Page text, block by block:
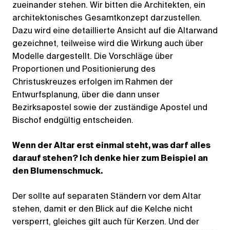
zueinander stehen. Wir bitten die Architekten, ein
architektonisches Gesamtkonzept darzustellen.
Dazu wird eine detaillierte Ansicht auf die Altarwand
gezeichnet, teilweise wird die Wirkung auch über
Modelle dargestellt. Die Vorschläge über
Proportionen und Positionierung des
Christuskreuzes erfolgen im Rahmen der
Entwurfsplanung, über die dann unser
Bezirksapostel sowie der zuständige Apostel und
Bischof endgültig entscheiden.
Wenn der Altar erst einmal steht, was darf alles
darauf stehen? Ich denke hier zum Beispiel an
den Blumenschmuck.
Der sollte auf separaten Ständern vor dem Altar
stehen, damit er den Blick auf die Kelche nicht
versperrt, gleiches gilt auch für Kerzen. Und der